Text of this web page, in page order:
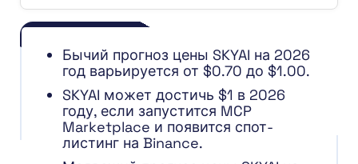
Бычий прогноз цены SKYAI на 2026
год варьируется от $0.70 до $1.00.
SKYAI может достичь $1 в 2026
году, если запустится MCP
Marketplace и появится спот-
листинг на Binance.